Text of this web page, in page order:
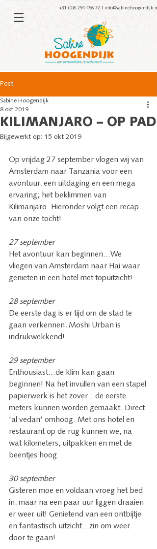
+31 (0)6 294 456 72 | info@sabinehoogendijk.nl
Post
KILIMANJARO – OP PAD
Sabine Hoogendijk
8 okt 2019
Bijgewerkt op: 15 okt 2019
Op vrijdag 27 september vlogen wij van
Amsterdam naar Tanzania voor een
avontuur, een uitdaging en een mega
ervaring; het beklimmen van
Kilimanjaro. Hieronder volgt een recap
van onze tocht!
27 september
Het avontuur kan beginnen…We
vliegen van Amsterdam naar Hai waar
genieten in een hotel met topuitzicht!
28 september
De eerste dag is er tijd om de stad te
gaan verkennen, Moshi Urban is
indrukwekkend!
29 september
Enthousiast…de klim kan gaan
beginnen! Na het invullen van een stapel
papierwerk is het zover…de eerste
meters kunnen worden gemaakt. Direct
'al vedan' omhoog. Met ons hotel en
restaurant op de rug kunnen we, na
wat kilometers, uitpakken en met de
beentjes hoog.
30 september
Gisteren moe en voldaan vroeg het bed
in, maar na een paar uur liggen draaien
er weer uit! Genietend van een ontbijtje
en fantastisch uitzicht…zin om weer
door te gaan!